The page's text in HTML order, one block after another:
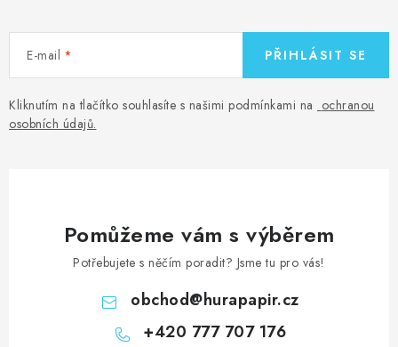
E-mail
Kliknutím na tlačítko souhlasíte s našimi podmínkami na ochranou
osobních údajů.
PŘIHLÁSIT SE
Pomůžeme vám s výběrem
Potřebujete s něčím poradit? Jsme tu pro vás!
obchod@hurapapir.cz
+420 777 707 176